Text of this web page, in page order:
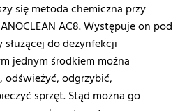
się metoda chemiczna przy
AC8. Występuje on pod
do dezynfekcji
jednym środkiem można
odświeżyć, odgrzybić,
sprzęt. Stąd można go